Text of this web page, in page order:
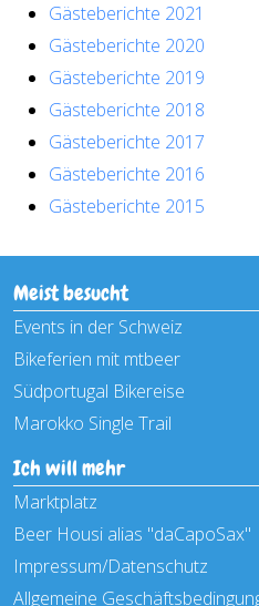
Gästeberichte 2021
Gästeberichte 2020
Gästeberichte 2019
Gästeberichte 2018
Gästeberichte 2017
Gästeberichte 2016
Gästeberichte 2015
Meist besucht
Events in der Schweiz
Bikeferien mit mtbeer
Südportugal Bikereise
Marokko Single Trail
Ich will mehr
Marktplatz
Beer Housi alias "daCapoSax"
Impressum/Datenschutz
Allgemeine